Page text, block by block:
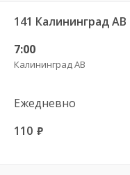
141 Калининград
7:00
Калининград АВ
Ежедневно
110 руб.